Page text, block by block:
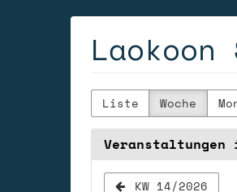
Laokoon
Liste Woche
KW 14/2026